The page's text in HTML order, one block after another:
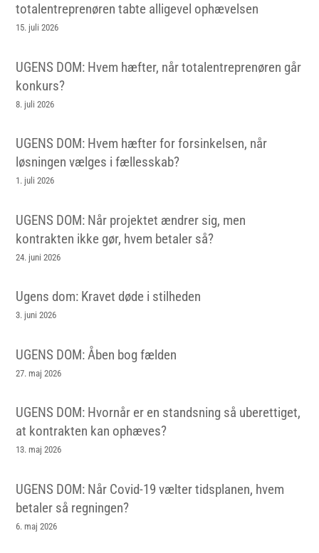
totalentreprenøren tabte alligevel ophævelsen
15. juli 2026
UGENS DOM: Hvem hæfter, når totalentreprenøren går
konkurs?
8. juli 2026
UGENS DOM: Hvem hæfter for forsinkelsen, når
løsningen vælges i fællesskab?
1. juli 2026
UGENS DOM: Når projektet ændrer sig, men
kontrakten ikke gør, hvem betaler så?
24. juni 2026
Ugens dom: Kravet døde i stilheden
3. juni 2026
UGENS DOM: Åben bog fælden
27. maj 2026
UGENS DOM: Hvornår er en standsning så uberettiget,
at kontrakten kan ophæves?
13. maj 2026
UGENS DOM: Når Covid-19 vælter tidsplanen, hvem
betaler så regningen?
6. maj 2026